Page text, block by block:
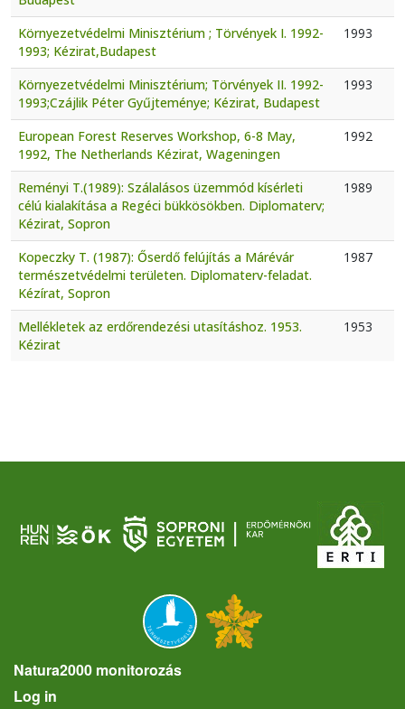
Környezetvédelmi Minisztérium ; Törvények I. 1992-
1993; Kézirat,Budapest
1993
Környezetvédelmi Minisztérium; Törvények II. 1992-
1993;Czájlik Péter Gyűjteménye; Kézirat, Budapest
1993
European Forest Reserves Workshop, 6-8 May,
1992, The Netherlands Kézirat, Wageningen
1992
Reményi T.(1989): Szálalásos üzemmód kísérleti
célú kialakítása a Regéci bükkösökben. Diplomaterv;
Kézirat, Sopron
1989
Kopeczky T. (1987): Őserdő felújítás a Márévár
természetvédelmi területen. Diplomaterv-feladat.
Kézírat, Sopron
1987
Mellékletek az erdőrendezési utasításhoz. 1953.
Kézirat
1953
Natura2000 monitorozás
User account menu
Log in